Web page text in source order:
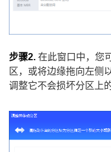
步骤2. 在此窗口中，您
区，或将边缘拖向左侧
调整它不会损坏分区上